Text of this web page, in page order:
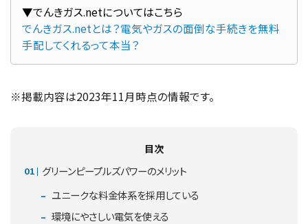
でんきガス.netとは？電気やガスの面倒な手続きを無料
手配してくれるって本当？
※掲載内容は2023年11月時点の情報です。
目次
グリーンピープルズパワーのメリット
ユニークな料金体系を採用している
環境にやさしい電気を使える